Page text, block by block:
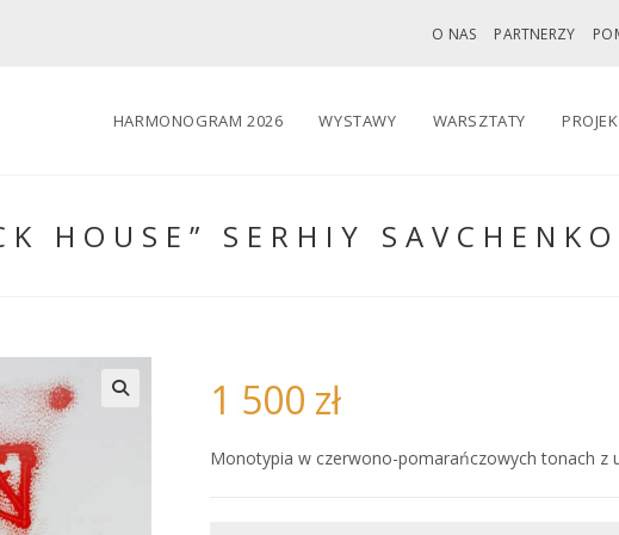
O NAS PARTNERZY
HARMONOGRAM 2026 WYSTAWY WARSZTATY
HOUSE” SERHIY SAVCHENKO
1 500 zł
Monotypia w czerwono-pomarańczowych tonach z